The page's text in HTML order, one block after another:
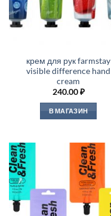
крем для рук farmstay
visible difference hand
cream
240.00₽
В МАГАЗИН